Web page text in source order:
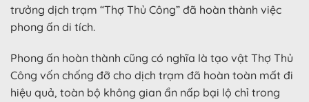
trưởng dịch trạm “Thợ Thủ Công” đã hoàn thành việc
phong ấn di tích.
Phong ấn hoàn thành cũng có nghĩa là tạo vật Thợ Thủ
Công vốn chống đỡ cho dịch trạm đã hoàn toàn mất đi
hiệu quả, toàn bộ không gian ẩn nấp bại lộ chỉ trong